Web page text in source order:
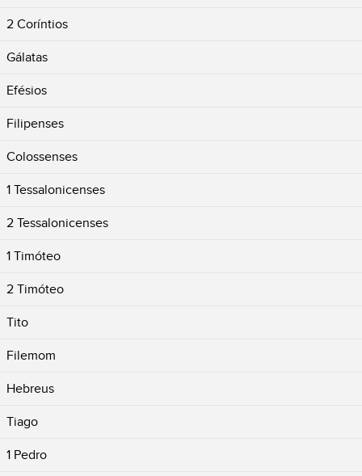
2 Coríntios
Gálatas
Efésios
Filipenses
Colossenses
1 Tessalonicenses
2 Tessalonicenses
1 Timóteo
2 Timóteo
Tito
Filemom
Hebreus
Tiago
1 Pedro